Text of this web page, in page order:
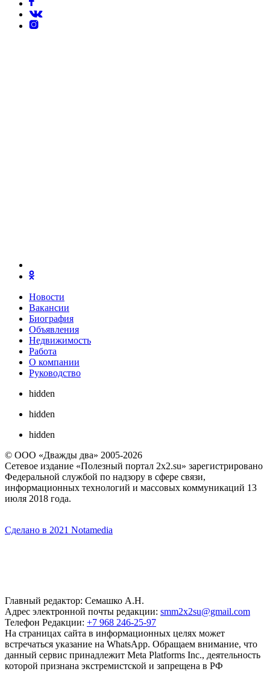
Новости
Вакансии
Биография
Объявления
Недвижимость
Работа
О компании
Руководство
hidden
hidden
hidden
© ООО «Дважды два» 2005-2026
Сетевое издание «Полезный портал 2x2.su» зарегистрировано
Федеральной службой по надзору в сфере связи,
информационных технологий и массовых коммуникаций 13
июля 2018 года.
Сделано в 2021 Notamedia
Главный редактор: Семашко А.Н.
Адрес электронной почты редакции: smm2x2su@gmail.com
Телефон Редакции: +7 968 246-25-97
На страницах сайта в информационных целях может
встречаться указание на WhatsApp. Обращаем внимание, что
данный сервис принадлежит Meta Platforms Inc., деятельность
которой признана экстремистской и запрещена в РФ